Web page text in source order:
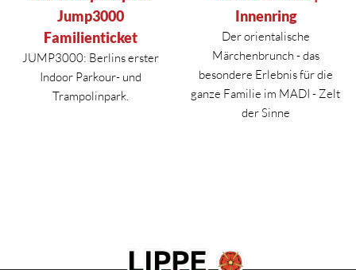
Jump3000
Familienticket
JUMP3000: Berlins erster
Indoor Parkour- und
Trampolinpark.
Innenring
Der orientalische
Märchenbrunch - das
besondere Erlebnis für die
ganze Familie im MADI - Zelt
der Sinne